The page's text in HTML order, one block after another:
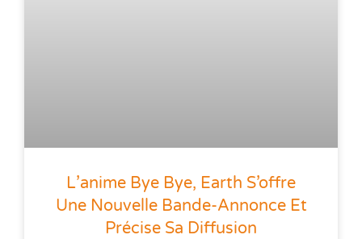
L’anime Bye Bye, Earth S’offre
Une Nouvelle Bande-Annonce Et
Précise Sa Diffusion